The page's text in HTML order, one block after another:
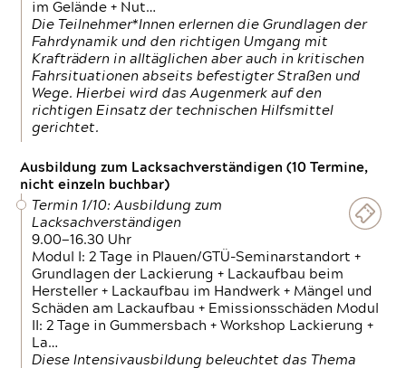
im Gelände + Nut…
Die Teilnehmer*Innen erlernen die Grundlagen der
Fahrdynamik und den richtigen Umgang mit
Krafträdern in alltäglichen aber auch in kritischen
Fahrsituationen abseits befestigter Straßen und
Wege. Hierbei wird das Augenmerk auf den
richtigen Einsatz der technischen Hilfsmittel
gerichtet.
Ausbildung zum Lacksachverständigen (10 Termine,
nicht einzeln buchbar)
Termin 1/10: Ausbildung zum
Lacksachverständigen
9.00—16.30 Uhr
Modul I: 2 Tage in Plauen/GTÜ-Seminarstandort +
Grundlagen der Lackierung + Lackaufbau beim
Hersteller + Lackaufbau im Handwerk + Mängel und
Schäden am Lackaufbau + Emissionsschäden Modul
II: 2 Tage in Gummersbach + Workshop Lackierung +
La…
Diese Intensivausbildung beleuchtet das Thema